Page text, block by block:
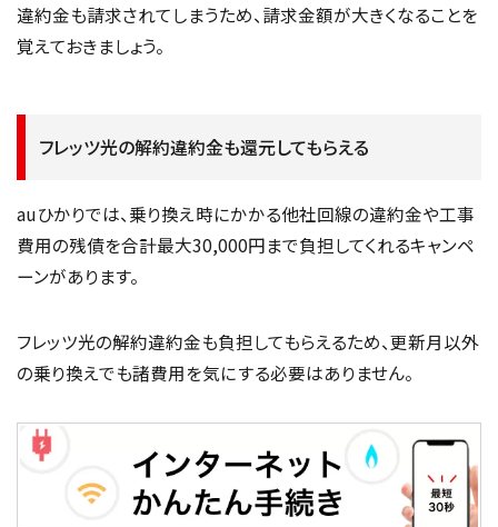
違約金も請求されてしまうため、請求金額が大きくなることを
覚えておきましょう。
フレッツ光の解約違約金も還元してもらえる
auひかりでは、乗り換え時にかかる他社回線の違約金や工事
費用の残債を合計最大30,000円まで負担してくれるキャンペ
ーンがあります。
フレッツ光の解約違約金も負担してもらえるため、更新月以外
の乗り換えでも諸費用を気にする必要はありません。